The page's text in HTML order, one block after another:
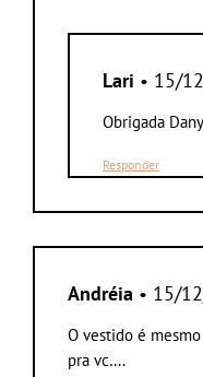
Lari • 15/
Obrigada
Responder
Andréia • 15/
O vestido é
pra vc….